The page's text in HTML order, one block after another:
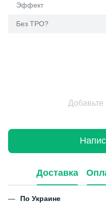
Эффект
Без ТРО?
Доставка
По Украине